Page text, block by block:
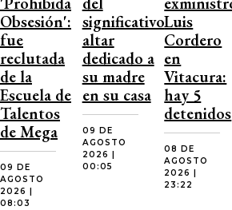
Obsesión':
fue
reclutada
de la
Escuela de
Talentos
de Mega
09 DE
AGOSTO
2026 |
08:03
significativo
altar
dedicado a
su madre
en su casa
09 DE
AGOSTO
2026 |
00:05
Luis
Cordero
en
Vitacura:
hay 5
detenidos
08 DE
AGOSTO
2026 |
23:22